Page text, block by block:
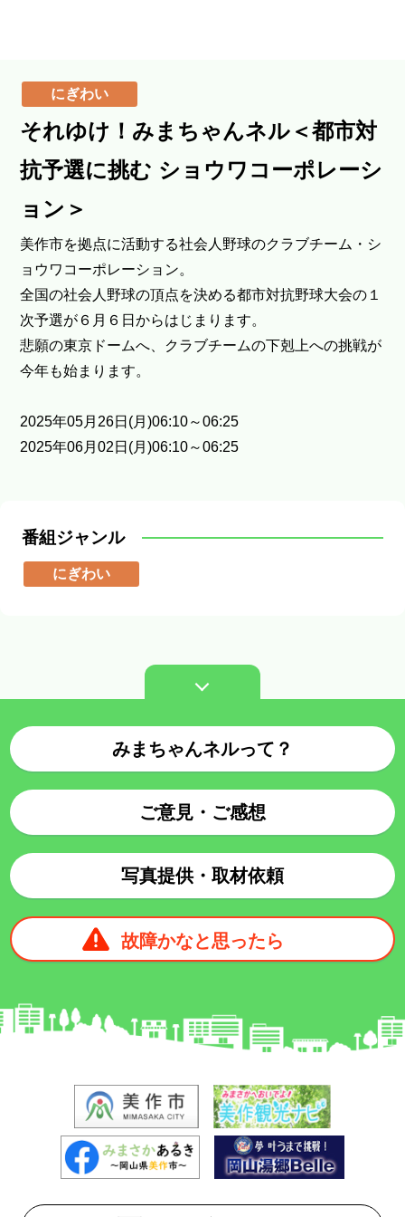
にぎわい
それゆけ！みまちゃんネル＜都市対
抗予選に挑む ショウワコーポレーシ
ョン＞
美作市を拠点に活動する社会人野球のクラブチーム・シ
ョウワコーポレーション。
全国の社会人野球の頂点を決める都市対抗野球大会の１
次予選が６月６日からはじまります。
悲願の東京ドームへ、クラブチームの下剋上への挑戦が
今年も始まります。
2025年05月26日(月)06:10～06:25
2025年06月02日(月)06:10～06:25
番組ジャンル
にぎわい
みまちゃんネルって？
ご意見・ご感想
写真提供・取材依頼
故障かなと思ったら